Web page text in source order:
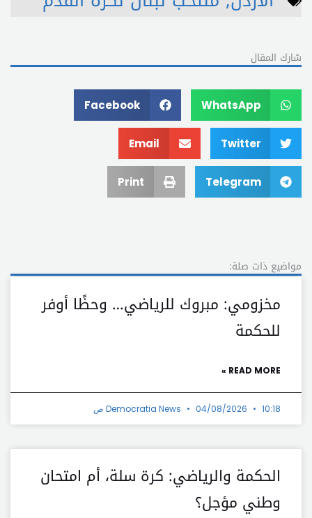
شارك المقال
WhatsApp
Facebook
Twitter
Email
Telegram
Print
مواضيع ذات صلة:
مخزومي: مبروك للرياضي… وحظًا أوفر
للحكمة
READ MORE »
Democratia News 04/08/2026 10:18 ص
الحكمة والرياضي: كرة سلة، أم امتحان
وطني مؤجل؟